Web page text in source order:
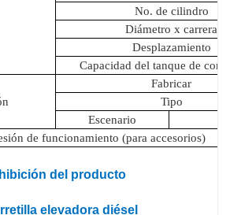
No. de cilindro
Diámetro x carrera
Desplazamiento
Capacidad del tanque de
Fabricar
Tipo
Escenario
de funcionamiento (para accesorios)
del producto